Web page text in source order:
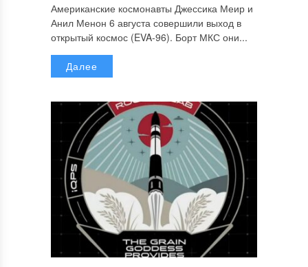
Американские космонавты Джессика Меир и
Анил Менон 6 августа совершили выход в
открытый космос (EVA-96). Борт МКС они...
Далее